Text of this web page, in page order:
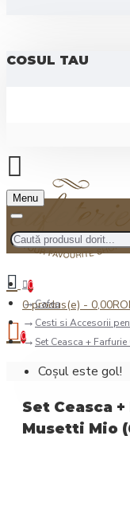
COSUL TAU
Menu
0
0 produs(e) -
0
Coșul este gol!
Cafea
Cesti si Accesorii
Set Ceasca +
Set Ceasca
Musetti Mio